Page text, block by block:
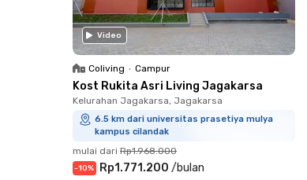
Video
Coliving • Campur
Kost Rukita Asri Living Jagakarsa
Kelurahan Jagakarsa, Jagakarsa
6.5 km dari universitas prasetiya mulya
kampus cilandak
mulai dari Rp1.968.000
-10% Rp1.771.200 /bulan